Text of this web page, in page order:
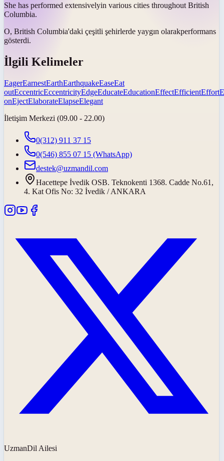
She has performed extensivelyin various cities throughout British
Columbia.
O, British Columbia'daki çeşitli şehirlerde yaygın olarakperformans
gösterdi.
İlgili Kelimeler
EagerEarnestEarthEarthquakeEaseEat
outEccentricEccentricityEdgeEducateEducationEffectEfficientEffort
onEjectElaborateElapseElegant
İletişim Merkezi (09.00 - 22.00)
0(312) 911 37 15
0(546) 855 07 15 (WhatsApp)
destek@uzmandil.com
Hacettepe İvedik OSB. Teknokenti 1368. Cadde No.61,
4. Kat Ofis No: 32 İvedik / ANKARA
UzmanDil Ailesi